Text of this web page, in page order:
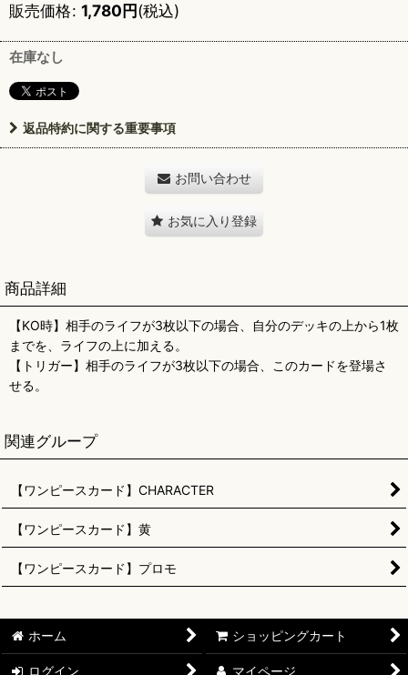
販売価格: 1,780円(税込)
在庫なし
返品特約に関する重要事項
お問い合わせ
お気に入り登録
商品詳細
【KO時】相手のライフが3枚以下の場合、自分のデッキの上から1枚
までを、ライフの上に加える。
【トリガー】相手のライフが3枚以下の場合、このカードを登場さ
せる。
関連グループ
【ワンピースカード】CHARACTER
【ワンピースカード】黄
【ワンピースカード】プロモ
ホーム ショッピングカート
ログイン マイページ